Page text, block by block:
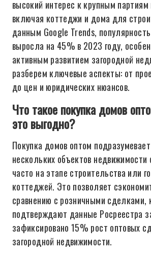
высокий интерес к крупным
включая коттеджи и дома для
данным Google Trends,
выросла на 45% в 2023 году,
активным развитием загородной
разберем ключевые аспекты: от
до цен и юридических нюансов.
Что такое покупка домов
это выгодно?
Покупка домов оптом
нескольких объектов недвижимости
часто на этапе строительства или
коттеджей. Это позволяет
сравнению с розничными сделками,
подтверждают данные Росреестра
зафиксировано 15% рост оптовых
загородной недвижимости.